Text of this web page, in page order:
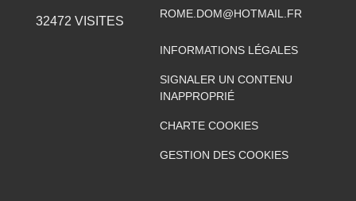
32472 VISITES
ROME.DOM@HOTMAIL.FR
INFORMATIONS LÉGALES
SIGNALER UN CONTENU
INAPPROPRIÉ
CHARTE COOKIES
GESTION DES COOKIES